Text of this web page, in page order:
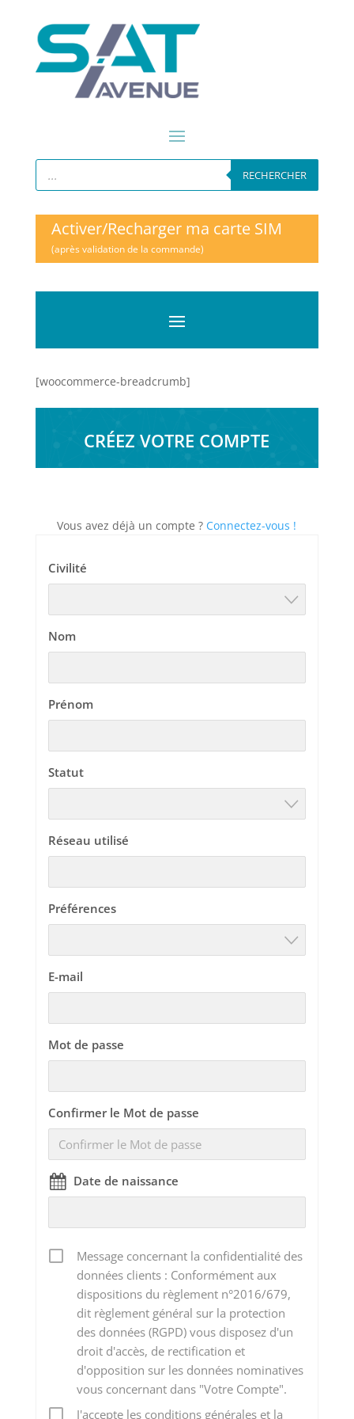
Recherche
produits
RECHERCHER
Activer/Recharger ma carte SIM
(après validation de la commande)
[woocommerce-breadcrumb]
CRÉEZ VOTRE COMPTE
Vous avez déjà un compte ? Connectez-vous !
Civilité
Nom
Prénom
Statut
Réseau utilisé
Préférences
E-mail
Mot de passe
Confirmer le Mot de passe
Date de naissance
Message concernant la confidentialité des
données clients : Conformément aux
dispositions du règlement n°2016/679,
dit règlement général sur la protection
des données (RGPD) vous disposez d'un
droit d'accès, de rectification et
d'opposition sur les données nominatives
vous concernant dans "Votre Compte".
J'accepte les conditions générales et la